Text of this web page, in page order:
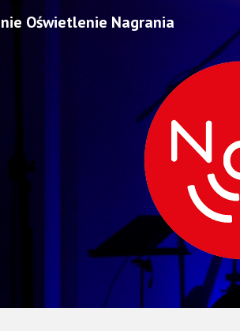
Skip to main
Oświetlenie Nagrania